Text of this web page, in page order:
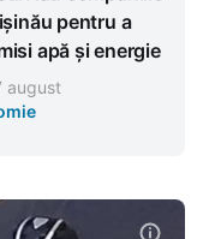
pentru a
apă și energie
august